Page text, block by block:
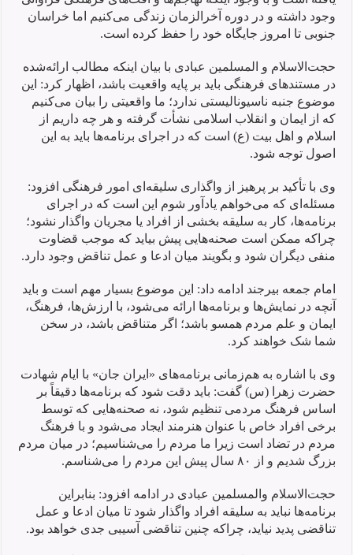
وجود داشته و در دوره آخرالزمان زندگی می‌کنیم اما خراسان
جنوبی تا امروز جایگاه خود را حفظ کرده است.
حجت‌الاسلام و المسلمین عبادی با بیان اینکه مطالب ارائه‌شده
در مستندهای فرهنگی باید بر پایه واقعیت باشد، اظهار کرد: این
موضوع جنبه ناسیونالیستی ندارد؛ ما واقعیتی را بیان می‌کنیم
که از ایمان و انقلاب اسلامی نشأت گرفته و هر چه داریم از
اسلام و اهل بیت (ع) است که در اجرای برنامه‌ها باید به این
اصول توجه شود.
وی با تأکید بر پرهیز از واگذاری سلیقه‌ای امور فرهنگی افزود:
مسئله‌ای که می‌خواهم یادآور شوم این است که در اجرای
برنامه‌ها، کار به سلیقه بخشی از افراد یا مجریان واگذار نشود؛
چراکه ممکن است صحنه‌هایی پیش بیاید که موجب قضاوت
منفی دیگران شود و بگویند میان ادعا و عمل تناقض وجود دارد.
امام جمعه بیرجند ادامه داد: این موضوع بسیار مهم است و باید
آنچه در نمایش‌ها و برنامه‌ها ارائه می‌شود، با ارزش‌ها، فرهنگ،
ایمان و علم مردم همسو باشد؛ اگر متناقض باشد، در سخن
شما شک خواهند کرد.
وی با اشاره به هم‌زمانی برنامه‌های «ایران جان» با ایام شهادت
حضرت زهرا (س) گفت: باید دقت شود که برنامه‌ها دقیقاً بر
اساس فرهنگ مردمی تنظیم شود، نه صحنه‌هایی که توسط
برخی افراد خاص با عنوان هنرمند ایجاد می‌شود و با فرهنگ
مردم در تضاد است زیرا ما مردم را می‌شناسیم؛ در میان مردم
بزرگ شدیم و از ۸۰ سال پیش این مردم را می‌شناسم.
حجت‌الاسلام والمسلمین عبادی در ادامه افزود: بنابراین
برنامه‌ها نباید به سلیقه افراد واگذار شود تا میان ادعا و عمل
تناقضی پدید نیاید، چراکه چنین تناقضی آسیبی جدی خواهد بود.